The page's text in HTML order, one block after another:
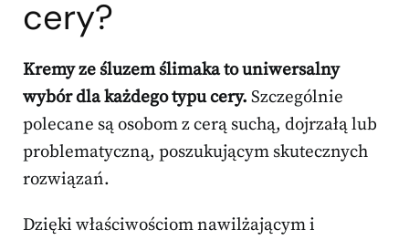
cery?
Kremy ze śluzem ślimaka to uniwersalny
wybór dla każdego typu cery. Szczególnie
polecane są osobom z cerą suchą, dojrzałą lub
problematyczną, poszukującym skutecznych
rozwiązań.
Dzięki właściwościom nawilżającym i